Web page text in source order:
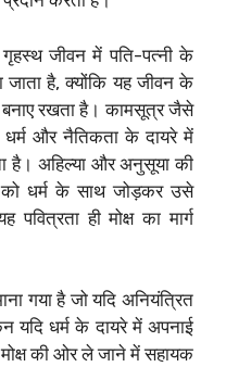
गृहस्थ जीवन में पति-पत्नी के
जाता है, क्योंकि यह जीवन के
रखता है। कामसूत्र जैसे
और नैतिकता के दायरे में
है। अहिल्या और अनुसूया की
धर्म के साथ जोड़कर उसे
ही मोक्ष का मार्ग
गया है जो यदि अनियंत्रित
यदि धर्म के दायरे में अपनाई
की ओर ले जाने में सहायक